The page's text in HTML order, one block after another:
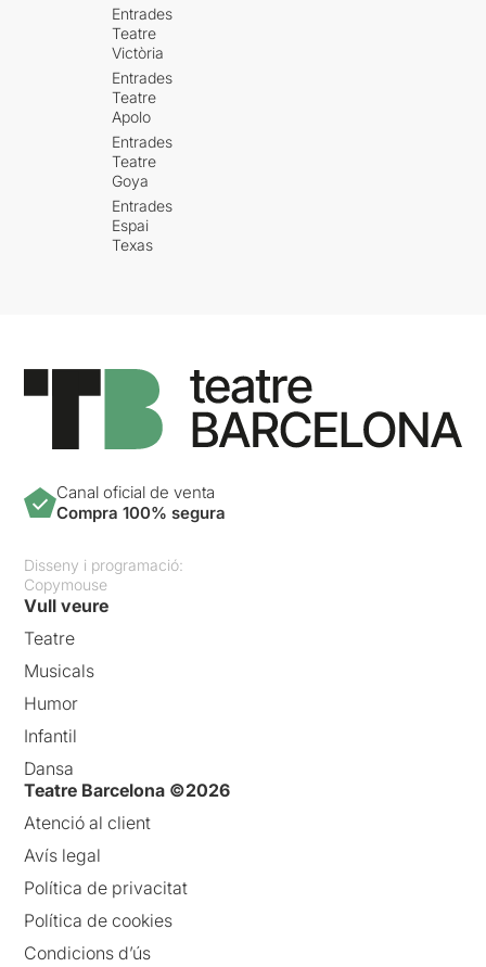
Entrades
Teatre
Victòria
Entrades
Teatre
Apolo
Entrades
Teatre
Goya
Entrades
Espai
Texas
Canal oficial de venta
Compra 100% segura
Disseny i programació:
Copymouse
Vull veure
Teatre
Musicals
Humor
Infantil
Dansa
Teatre Barcelona ©2026
Atenció al client
Avís legal
Política de privacitat
Política de cookies
Condicions d’ús